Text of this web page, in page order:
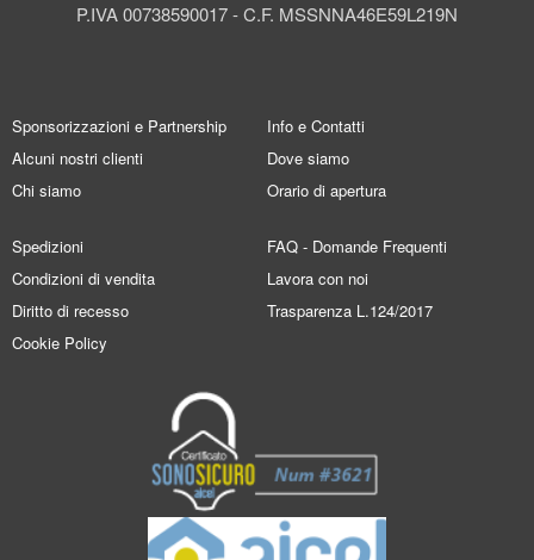
P.IVA 00738590017 - C.F. MSSNNA46E59L219N
Sponsorizzazioni e Partnership
Alcuni nostri clienti
Chi siamo
Info e Contatti
Dove siamo
Orario di apertura
Spedizioni
Condizioni di vendita
Diritto di recesso
Cookie Policy
FAQ - Domande Frequenti
Lavora con noi
Trasparenza L.124/2017